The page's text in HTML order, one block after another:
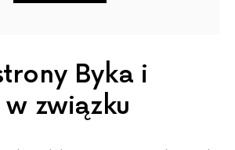
Byka i
związku